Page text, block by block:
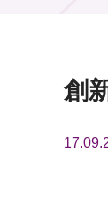
創